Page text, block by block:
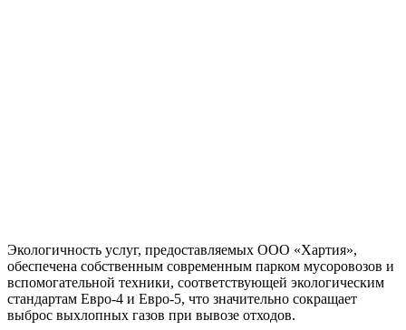
Экологичность услуг, предоставляемых ООО «Хартия»,
обеспечена собственным современным парком мусоровозов и
вспомогательной техники, соответствующей экологическим
стандартам Евро-4 и Евро-5, что значительно сокращает
выброс выхлопных газов при вывозе отходов.